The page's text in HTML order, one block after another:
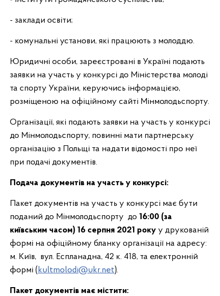
- заклади освіти;
- комунальні установи, які працюють з молоддю.
Юридичні особи, зареєстровані в Україні подають
заявки на участь у конкурсі до Міністерства молоді
та спорту України, керуючись інформацією,
розміщеною на офіційному сайті Мінмолодьспорту.
Організації, які подають заявки на участь у конкурсі
до Мінмолодьспорту, повинні мати партнерську
організацію з Польщі та надати відомості про неї
при подачі документів.
Подача документів на участь у конкурсі:
Пакет документів на участь у конкурсі має бути
поданий до Мінмолодьспорту до 16:00 (за
київським часом) 16 серпня 2021 року у друкованій
формі на офіційному бланку організації на адресу:
м. Київ, вул. Еспланадна, 42 к. 418, та електронній
формі (kultmolodi@ukr.net).
Пакет документів має містити: